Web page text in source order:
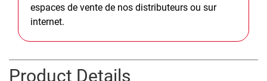
espaces de vente de nos distributeurs ou sur
internet.
Product Details